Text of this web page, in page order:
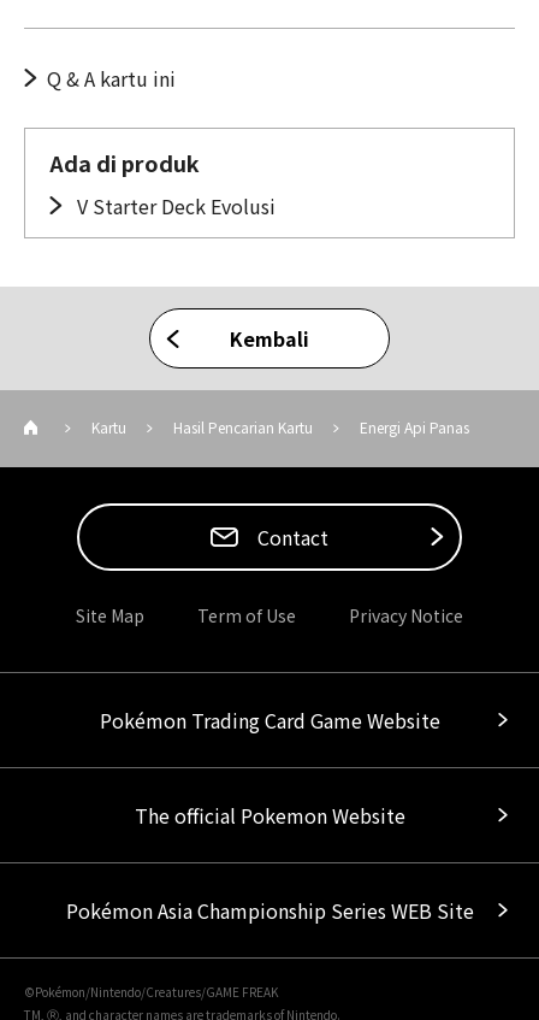
Q & A kartu ini
Ada di produk
V Starter Deck Evolusi
Kembali
Kartu Hasil Pencarian Kartu Energi Api Panas
Contact
Site Map Term of Use Privacy Notice
Pokémon Trading Card Game Website
The official Pokemon Website
Pokémon Asia Championship Series WEB Site
©Pokémon/Nintendo/Creatures/GAME FREAK
TM, Ⓡ, and character names are trademarks of Nintendo.